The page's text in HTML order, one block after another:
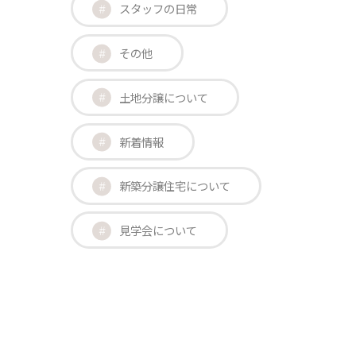
スタッフの日常
その他
土地分譲について
新着情報
新築分譲住宅について
見学会について